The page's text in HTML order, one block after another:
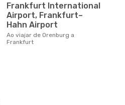
Frankfurt International
Airport, Frankfurt–
Hahn Airport
Ao viajar de Orenburg a
Frankfurt